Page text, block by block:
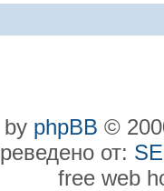
by phpBB ©
от:
free web